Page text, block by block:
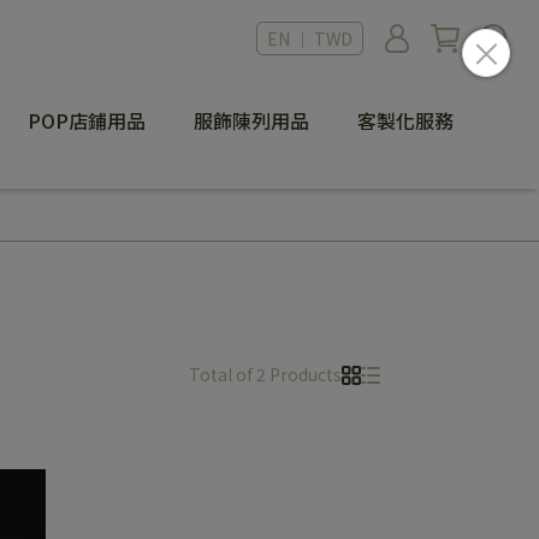
EN ｜ TWD
POP店鋪用品 服飾陳列用品 客製化服務
Total of 2 Products